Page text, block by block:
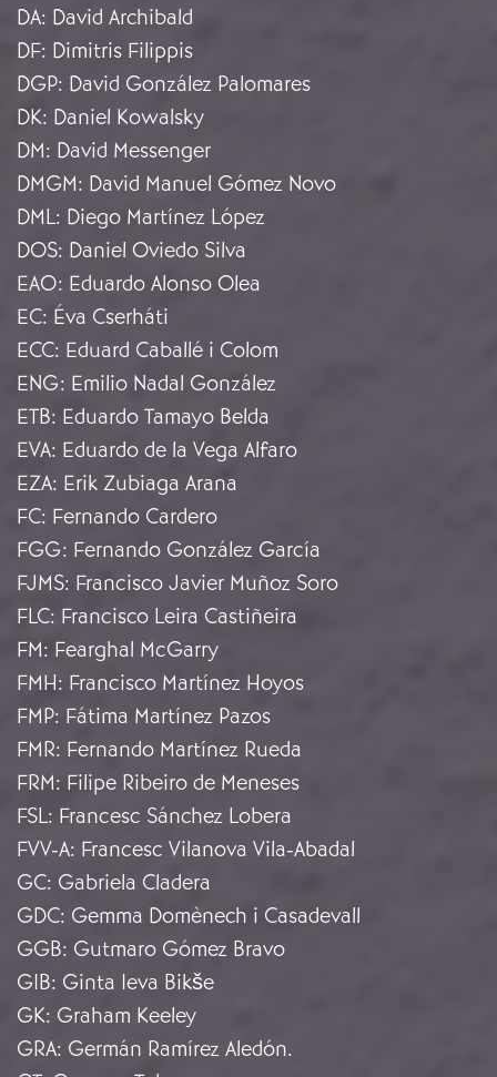
DA: David Archibald
DF: Dimitris Filippis
DGP: David González Palomares
DK: Daniel Kowalsky
DM: David Messenger
DMGM: David Manuel Gómez Novo
DML: Diego Martínez López
DOS: Daniel Oviedo Silva
EAO: Eduardo Alonso Olea
EC: Éva Cserháti
ECC: Eduard Caballé i Colom
ENG: Emilio Nadal González
ETB: Eduardo Tamayo Belda
EVA: Eduardo de la Vega Alfaro
EZA: Erik Zubiaga Arana
FC: Fernando Cardero
FGG: Fernando González García
FJMS: Francisco Javier Muñoz Soro
FLC: Francisco Leira Castiñeira
FM: Fearghal McGarry
FMH: Francisco Martínez Hoyos
FMP: Fátima Martínez Pazos
FMR: Fernando Martínez Rueda
FRM: Filipe Ribeiro de Meneses
FSL: Francesc Sánchez Lobera
FVV-A: Francesc Vilanova Vila-Abadal
GC: Gabriela Cladera
GDC: Gemma Domènech i Casadevall
GGB: Gutmaro Gómez Bravo
GIB: Ginta Ieva Bikše
GK: Graham Keeley
GRA: Germán Ramírez Aledón.